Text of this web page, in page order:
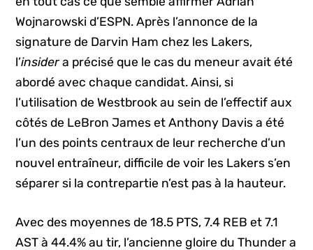
Wojnarowski d’ESPN. Après l’annonce de la
signature de Darvin Ham chez les Lakers,
l’insidera précisé que le cas du meneur avait été
abordé avec chaque candidat. Ainsi, si
l’utilisation de Westbrook au sein de l’effectif aux
côtés de LeBron James et Anthony Davis a été
l’un des points centraux de leur recherche d’un
nouvel entraîneur, difficile de voir les Lakers s’en
séparer si la contrepartie n’est pas à la hauteur.
Avec des moyennes de 18.5 PTS, 7.4 REB et 7.1
AST à 44.4% au tir, l’ancienne gloire du Thunder a